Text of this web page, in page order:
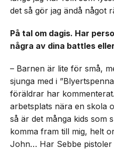
det så gör jag ändå något
På tal om dagis. Har
några av dina battles
– Barnen är lite för små,
sjunga med i
föräldrar har
arbetsplats nära en skola
så är det många kids som
komma fram till mig, helt
John… Har Sebbe pistoler